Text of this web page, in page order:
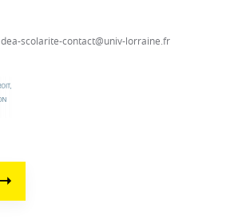
dea-scolarite-contact@univ-lorraine.fr